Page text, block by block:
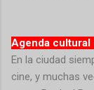
Agenda cultural
En la ciudad
cine, y muchas